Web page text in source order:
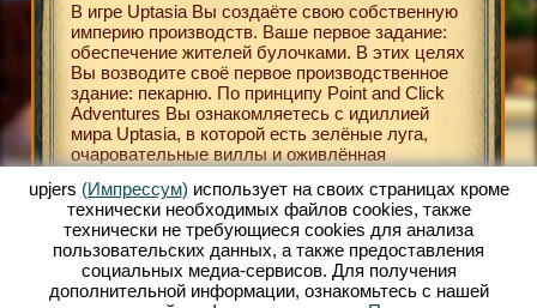
В игре Uptasia Вы создаёте свою собственную
империю производств. Ваше первое задание:
обеспечение жителей булочками. В этих целях
Вы возводите своё первое производственное
здание: пекарню. По принципу Point and Click
Adventures Вы ознакомляетесь с идиллией
мира Uptasia, в которой есть зелёные луга,
очаровательные виллы и оживлённая
окунуться в мир XIX века. В хорошо
оформленном сеттинге Вы строите свою
собственную экономическую империю. Особую
роль при этом играет игра Поиск предметов.
Таким образом в своей вилле Вы можете
активировать расширения для своих фабрик и
играм.
и
Вы, к
Вам
upjers (Импрессум) использует на своих страницах кроме
технически необходимых файлов сookies, также
технически не требующиеся cookies для анализа
пользовательских данных, а также предоставления
социальных медиа-сервисов. Для получения
дополнительной информации, ознакомьтесь с нашей